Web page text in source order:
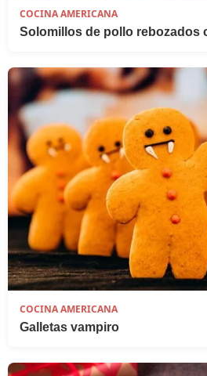
COCINA AMERICANA
Solomillos de pollo rebozados
COCINA AMERICANA
Galletas vampiro